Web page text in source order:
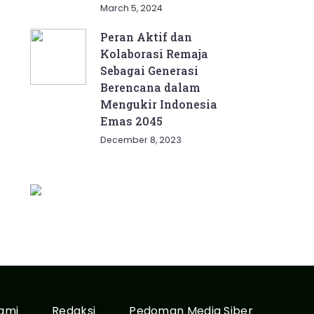
March 5, 2024
Peran Aktif dan
Kolaborasi Remaja
Sebagai Generasi
Berencana dalam
Mengukir Indonesia
Emas 2045
December 8, 2023